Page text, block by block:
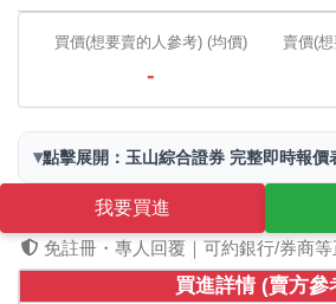
買價(想要賣的人參考) (均價)
-
賣價(
▾點擊展開：玉山綜合證券 完整即時報價
我要買進
免註冊・專人回覆｜可約銀行/券商
買進詳情 (賣方參